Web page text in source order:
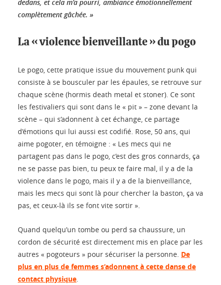
dedans, et cela m’a pourri, ambiance émotionnellement
complètement gâchée. »
La « violence bienveillante » du pogo
Le pogo, cette pratique issue du mouvement punk qui
consiste à se bousculer par les épaules, se retrouve sur
chaque scène (hormis death metal et stoner). Ce sont
les festivaliers qui sont dans le « pit » – zone devant la
scène – qui s’adonnent à cet échange, ce partage
d’émotions qui lui aussi est codifié. Rose, 50 ans, qui
aime pogoter, en témoigne : « Les mecs qui ne
partagent pas dans le pogo, c’est des gros connards, ça
ne se passe pas bien, tu peux te faire mal, il y a de la
violence dans le pogo, mais il y a de la bienveillance,
mais les mecs qui sont là pour chercher la baston, ça va
pas, et ceux-là ils se font vite sortir ».
Quand quelqu’un tombe ou perd sa chaussure, un
cordon de sécurité est directement mis en place par les
autres « pogoteurs » pour sécuriser la personne. De
plus en plus de femmes s’adonnent à cette danse de
contact physique.